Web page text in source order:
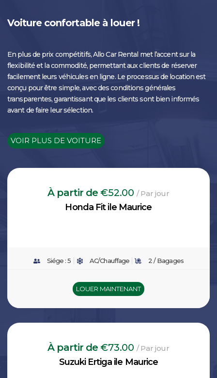
Voiture confortable à louer !
En plus de prix compétitifs, Allo Car Rental met l’accent sur la
flexibilité et la commodité, permettant aux clients de réserver
facilement leurs véhicules en ligne. Le processus de location est
conçu pour être simple, avec des conditions générales
transparentes, garantissant que les clients sont bien informés
avant de faire leur sélection.
VOIR PLUS DE VOITURE
À partir de €52.00 / Par jour
Honda Fit ile Maurice
Siége :5 AC/Chauffage 2 /Bagages
LOUER MAINTENANT
À partir de €73.00 / Par jour
Suzuki Ertiga ile Maurice